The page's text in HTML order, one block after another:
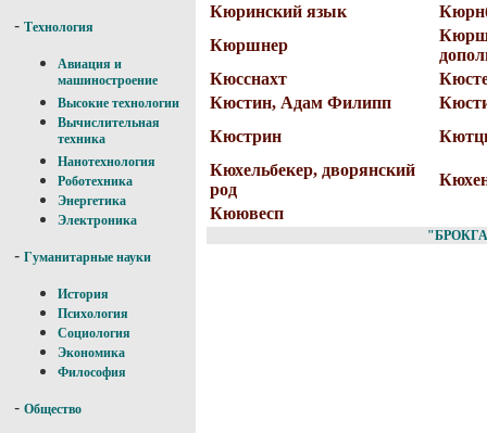
- Технология
Авиация и
машиностроение
Высокие технологии
Вычислительная
техника
Нанотехнология
Роботехника
Энергетика
Электроника
- Гуманитарные науки
История
Психология
Социология
Экономика
Философия
- Общество
Кюринский язык
Кюршнер
Кюсснахт
Кюстин, Адам Филипп
Кюстрин
Кюхельбекер, дворянский
род
Кюювесп